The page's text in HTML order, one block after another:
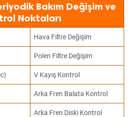
Bakım Değişim ve
Noktaları
Hava Filtre Değişim
Polen Filtre Değişim
V Kayış Kontrol
Arka Fren Balata Kontrol
Arka Fren Diski Kontrol